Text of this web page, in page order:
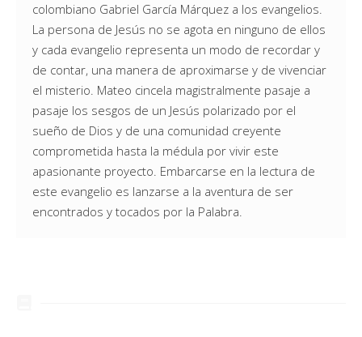
colombiano Gabriel García Márquez a los evangelios.
La persona de Jesús no se agota en ninguno de ellos
y cada evangelio representa un modo de recordar y
de contar, una manera de aproximarse y de vivenciar
el misterio. Mateo cincela magistralmente pasaje a
pasaje los sesgos de un Jesús polarizado por el
sueño de Dios y de una comunidad creyente
comprometida hasta la médula por vivir este
apasionante proyecto. Embarcarse en la lectura de
este evangelio es lanzarse a la aventura de ser
encontrados y tocados por la Palabra.